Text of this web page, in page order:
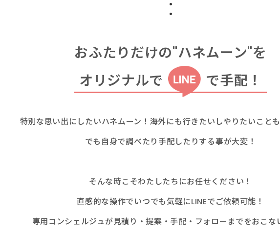
おふたりだけの"ハネムーン"を
オリジナルで
で手配！
特別な思い出にしたいハネムーン！ 海外にも行きたいしやりたいこと
でも自身で調べたり手配したりする事が大変！
そんな時こそわたしたちにお任せください！
直感的な操作でいつでも気軽にLINEでご依頼可能！
専用コンシェルジュが見積り・提案・手配・フォローまでをおこな